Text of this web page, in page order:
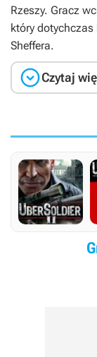
Rzeszy. Gracz
który dotychczas
Sheffera.
Czytaj